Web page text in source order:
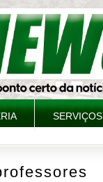
SERVIÇOS